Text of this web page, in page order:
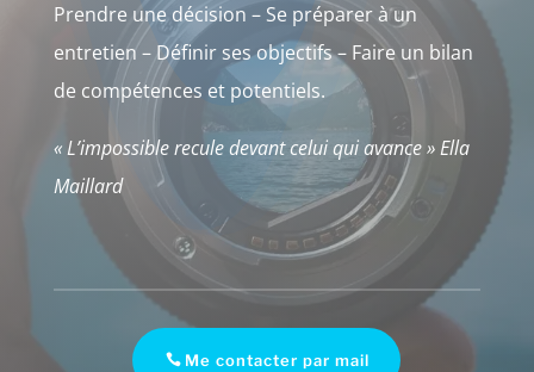
Prendre une décision – Se préparer à un
entretien – Définir ses objectifs – Faire un bilan
de compétences et potentiels.
« L’impossible recule devant celui qui avance » Ella
Maillard
Me contacter par mail